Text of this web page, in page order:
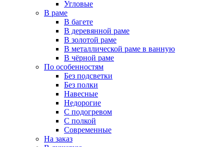
Угловые
В раме
В багете
В деревянной раме
В золотой раме
В металлической раме в ванную
В чёрной раме
По особенностям
Без подсветки
Без полки
Навесные
Недорогие
С подогревом
С полкой
Современные
На заказ